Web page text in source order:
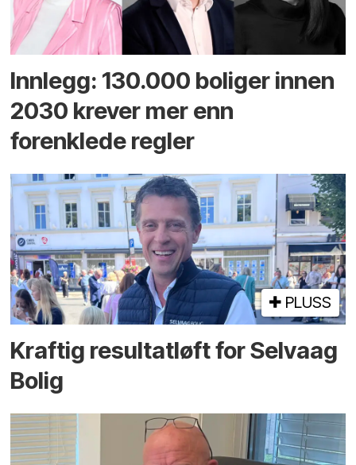
Innlegg: 130.000 boliger innen
2030 krever mer enn
forenklede regler
PLUSS
Kraftig resultatløft for Selvaag
Bolig